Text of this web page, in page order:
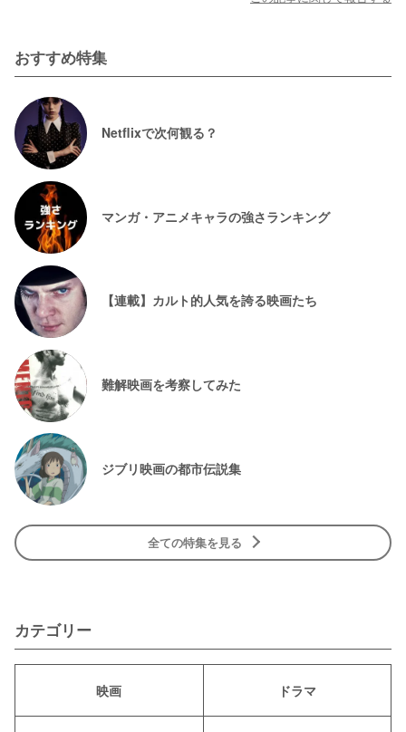
おすすめ特集
Netflixで次何観る？
マンガ・アニメキャラの強さランキング
【連載】カルト的人気を誇る映画たち
難解映画を考察してみた
ジブリ映画の都市伝説集
全ての特集を見る
カテゴリー
映画 ドラマ